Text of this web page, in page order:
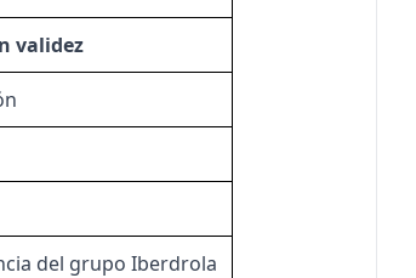
validez
del grupo Iberdrola